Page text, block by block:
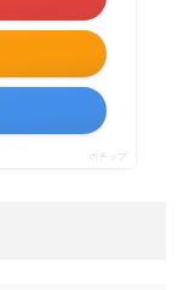
ポチップ